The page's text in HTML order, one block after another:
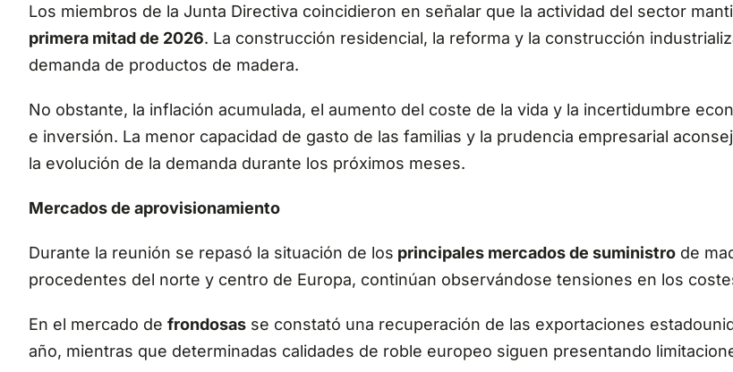
Los miembros de la Junta Directiva coincidieron en señalar que la actividad del sector
primera mitad de 2026. La construcción residencial, la reforma y la construcción
demanda de productos de madera.
No obstante, la inflación acumulada, el aumento del coste de la vida y la incertidumbre
e inversión. La menor capacidad de gasto de las familias y la prudencia empresarial
la evolución de la demanda durante los próximos meses.
Mercados de aprovisionamiento
Durante la reunión se repasó la situación de los principales mercados de suministrode
procedentes del norte y centro de Europa, continúan observándose tensiones en los
En el mercado de frondosasse constató una recuperación de las exportaciones
año, mientras que determinadas calidades de roble europeo siguen presentando